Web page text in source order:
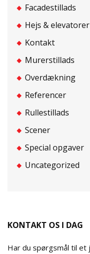
Facadestillads
Hejs & elevatorer
Kontakt
Murerstillads
Overdækning
Referencer
Rullestillads
Scener
Special opgaver
Uncategorized
KONTAKT OS I DAG
Har du spørgsmål til et